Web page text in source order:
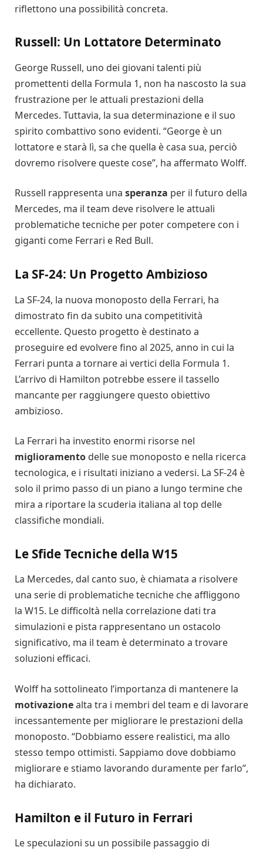
riflettono una possibilità concreta.
Russell: Un Lottatore Determinato
George Russell, uno dei giovani talenti più
promettenti della Formula 1, non ha nascosto la sua
frustrazione per le attuali prestazioni della
Mercedes. Tuttavia, la sua determinazione e il suo
spirito combattivo sono evidenti. “George è un
lottatore e starà lì, sa che quella è casa sua, perciò
dovremo risolvere queste cose”, ha affermato Wolff.
Russell rappresenta una speranza per il futuro della
Mercedes, ma il team deve risolvere le attuali
problematiche tecniche per poter competere con i
giganti come Ferrari e Red Bull.
La SF-24: Un Progetto Ambizioso
La SF-24, la nuova monoposto della Ferrari, ha
dimostrato fin da subito una competitività
eccellente. Questo progetto è destinato a
proseguire ed evolvere fino al 2025, anno in cui la
Ferrari punta a tornare ai vertici della Formula 1.
L’arrivo di Hamilton potrebbe essere il tassello
mancante per raggiungere questo obiettivo
ambizioso.
La Ferrari ha investito enormi risorse nel
miglioramento delle sue monoposto e nella ricerca
tecnologica, e i risultati iniziano a vedersi. La SF-24 è
solo il primo passo di un piano a lungo termine che
mira a riportare la scuderia italiana al top delle
classifiche mondiali.
Le Sfide Tecniche della W15
La Mercedes, dal canto suo, è chiamata a risolvere
una serie di problematiche tecniche che affliggono
la W15. Le difficoltà nella correlazione dati tra
simulazioni e pista rappresentano un ostacolo
significativo, ma il team è determinato a trovare
soluzioni efficaci.
Wolff ha sottolineato l’importanza di mantenere la
motivazionealta tra i membri del team e di lavorare
incessantemente per migliorare le prestazioni della
monoposto. “Dobbiamo essere realistici, ma allo
stesso tempo ottimisti. Sappiamo dove dobbiamo
migliorare e stiamo lavorando duramente per farlo”,
ha dichiarato.
Hamilton e il Futuro in Ferrari
Le speculazioni su un possibile passaggio di